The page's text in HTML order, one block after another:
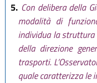
5. Con delibera della
modalità di
individua la struttura
della direzione
trasporti.
quale caratterizza le